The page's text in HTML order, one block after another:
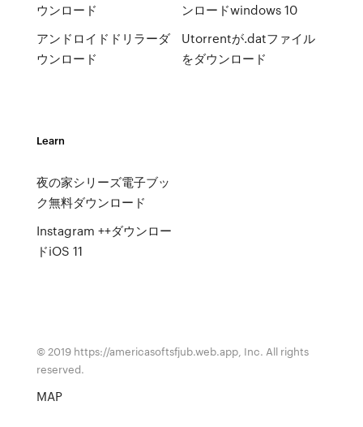
ウンロード
アンドロイドドリラーダ
ウンロード
ンロードwindows 10
Utorrentが.datファイル
をダウンロード
Learn
夜の家シリーズ電子ブッ
ク無料ダウンロード
Instagram ++ダウンロー
ドiOS 11
© 2019 https://americasoftsfjub.web.app, Inc. All rights
reserved.
MAP